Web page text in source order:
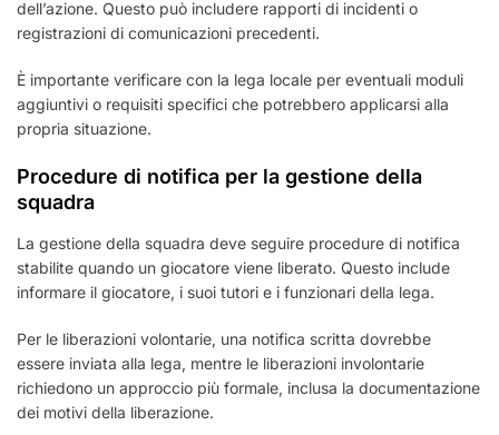
dell’azione. Questo può includere rapporti di incidenti o
registrazioni di comunicazioni precedenti.
È importante verificare con la lega locale per eventuali moduli
aggiuntivi o requisiti specifici che potrebbero applicarsi alla
propria situazione.
Procedure di notifica per la gestione della
squadra
La gestione della squadra deve seguire procedure di notifica
stabilite quando un giocatore viene liberato. Questo include
informare il giocatore, i suoi tutori e i funzionari della lega.
Per le liberazioni volontarie, una notifica scritta dovrebbe
essere inviata alla lega, mentre le liberazioni involontarie
richiedono un approccio più formale, inclusa la documentazione
dei motivi della liberazione.